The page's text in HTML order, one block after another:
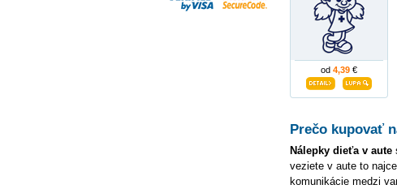
od 4,39€
Prečo kupovať
Nálepky dieťa v aute
veziete v aute to
komunikácie medzi